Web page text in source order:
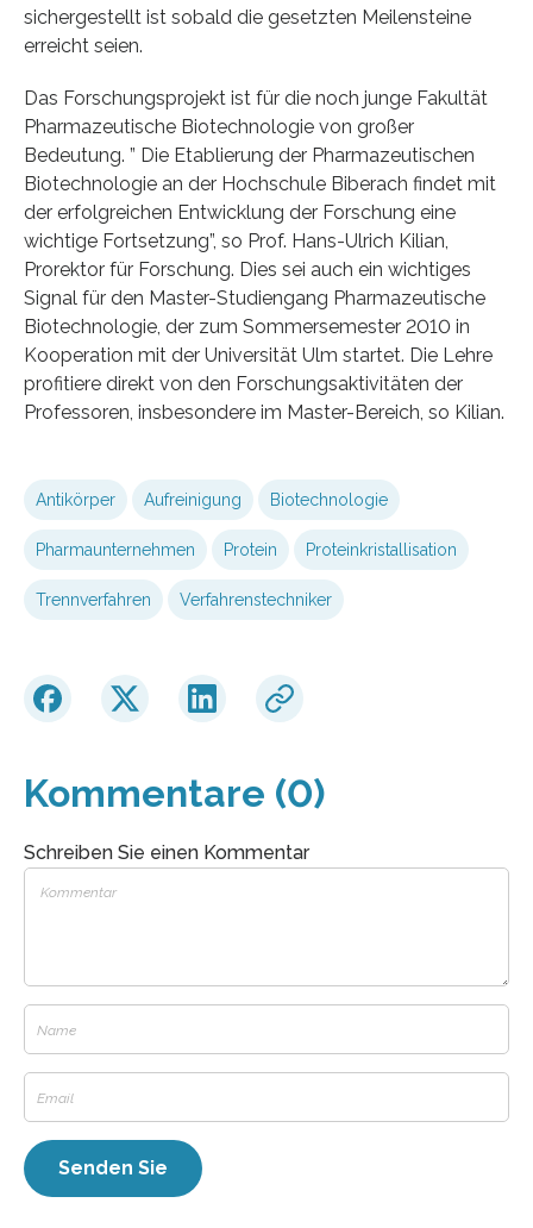
sichergestellt ist sobald die gesetzten Meilensteine
erreicht seien.
Das Forschungsprojekt ist für die noch junge Fakultät
Pharmazeutische Biotechnologie von großer
Bedeutung. ” Die Etablierung der Pharmazeutischen
Biotechnologie an der Hochschule Biberach findet mit
der erfolgreichen Entwicklung der Forschung eine
wichtige Fortsetzung”, so Prof. Hans-Ulrich Kilian,
Prorektor für Forschung. Dies sei auch ein wichtiges
Signal für den Master-Studiengang Pharmazeutische
Biotechnologie, der zum Sommersemester 2010 in
Kooperation mit der Universität Ulm startet. Die Lehre
profitiere direkt von den Forschungsaktivitäten der
Professoren, insbesondere im Master-Bereich, so Kilian.
Antikörper Aufreinigung Biotechnologie
Pharmaunternehmen Protein Proteinkristallisation
Trennverfahren Verfahrenstechniker
Kommentare (0)
Schreiben Sie einen Kommentar